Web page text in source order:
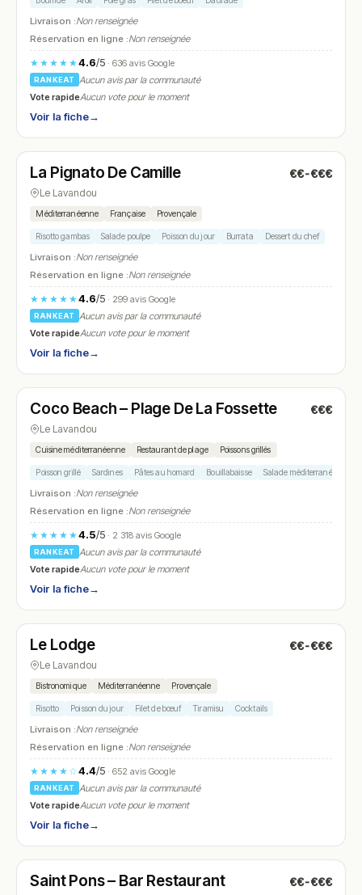
Livraison :Non renseignée
Réservation en ligne :Non renseignée
★★★★★4.6/5· 636 avis Google
RANKEAT
Aucun avis par la communauté
Vote rapideAucun vote pour le moment
Voir la fiche→
N° 10
La Pignato De Camille €€-€€€
Le Lavandou
Méditerranéenne Française Provençale
Risotto gambas Salade poulpe Poisson du jour Burrata Dessert du chef
Livraison :Non renseignée
Réservation en ligne :Non renseignée
★★★★★4.6/5· 299 avis Google
RANKEAT
Aucun avis par la communauté
Vote rapideAucun vote pour le moment
Voir la fiche→
N° 11
Coco Beach – Plage De La Fossette €€€
Le Lavandou
Cuisine méditerranéenne Restaurant de plage Poissons grillés
Poisson grillé Sardines Pâtes au homard Bouillabaisse Salade méditerranéenne
Livraison :Non renseignée
Réservation en ligne :Non renseignée
★★★★★4.5/5· 2 318 avis Google
RANKEAT
Aucun avis par la communauté
Vote rapideAucun vote pour le moment
Voir la fiche→
N° 12
Le Lodge €€-€€€
Le Lavandou
Bistronomique Méditerranéenne Provençale
Risotto Poisson du jour Filet de bœuf Tiramisu Cocktails
Livraison :Non renseignée
Réservation en ligne :Non renseignée
★★★★☆4.4/5· 652 avis Google
RANKEAT
Aucun avis par la communauté
Vote rapideAucun vote pour le moment
Voir la fiche→
N° 13
Saint Pons – Bar Restaurant €€-€€€